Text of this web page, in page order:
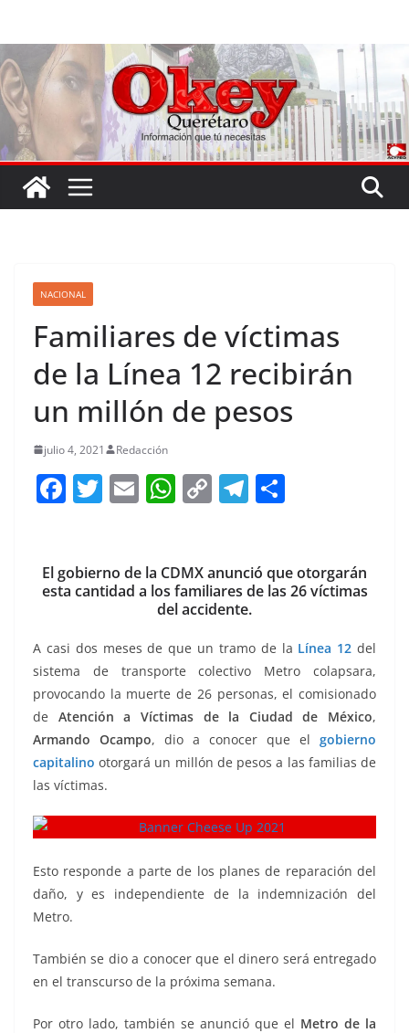
contenido
NACIONAL
Familiares de víctimas
de la Línea 12 recibirán
un millón de pesos
julio 4, 2021 Redacción
F
e
b
o
o
k
T
er
E
l
W
s
A
p
C
y
Li
n
k
T
gr
a
m
e
El gobierno de la CDMX anunció que otorgarán
esta cantidad a los familiares de las 26 víctimas
del accidente.
A casi dos meses de que un tramo de la Línea 12 del
sistema de transporte colectivo Metro colapsara,
provocando la muerte de 26 personas, el comisionado
de Atención a Víctimas de la Ciudad de México,
Armando Ocampo, dio a conocer que el gobierno
capitalino otorgará un millón de pesos a las familias de
las víctimas.
Esto responde a parte de los planes de reparación del
daño, y es independiente de la indemnización del
Metro.
También se dio a conocer que el dinero será entregado
en el transcurso de la próxima semana.
Por otro lado, también se anunció que el Metro de la